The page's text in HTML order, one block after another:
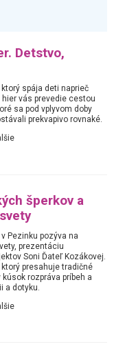
Detstvo,
spája deti naprieč
vás prevedie cestou
sa pod vplyvom doby
prekvapivo rovnaké.
šperkov a
Pezinku pozýva na
prezentáciu
Soni Ďateľ Kozákovej.
presahuje tradičné
rozpráva príbeh a
a dotyku.